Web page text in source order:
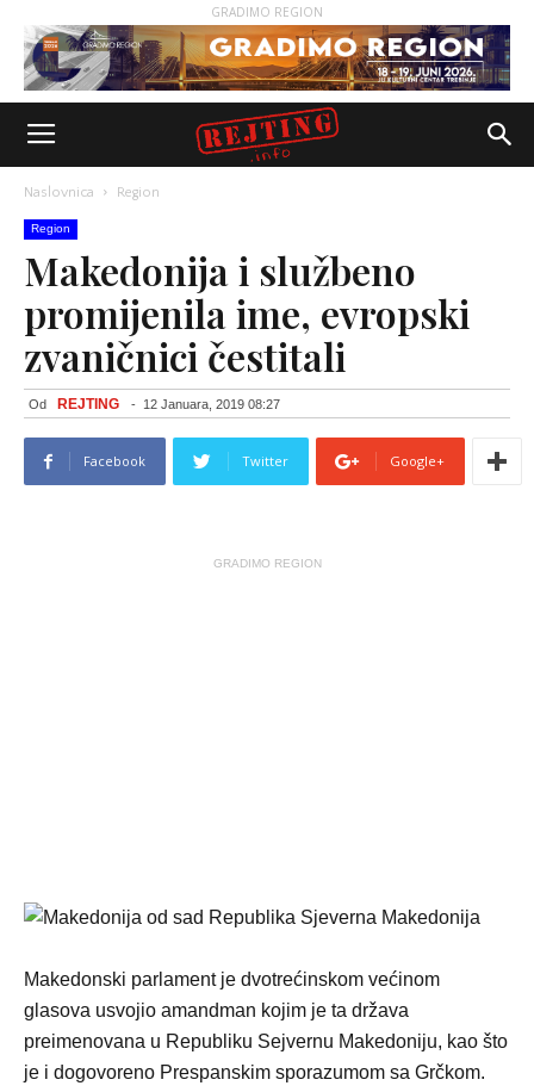
GRADIMO REGION
Naslovnica Region
Region
Makedonija i službeno
promijenila ime, evropski
zvaničnici čestitali
Od REJTING - 12 Januara, 2019 08:27
Facebook Twitter Google+
GRADIMO REGION
Makedonski parlament je dvotrećinskom većinom
glasova usvojio amandman kojim je ta država
preimenovana u Republiku Sejvernu Makedoniju, kao što
je i dogovoreno Prespanskim sporazumom sa Grčkom.